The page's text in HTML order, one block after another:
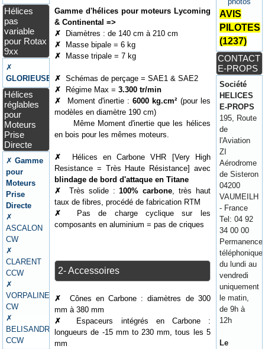
Hélices
pas
variable
pour Rotax
9xx
✗
GLORIEUSE
Hélices
réglables
pour
Moteurs
Prise
Directe
✗Gamme
pour
Moteurs
Prise
Directe
✗
ASCALON
CW
✗
CLARENT
CCW
✗
VORPALINE
CW
✗
BELISANDRE
CCW
Gamme d'hélices pour moteurs Lycoming
& Continental =>
✗
Diamètres : de 140 cm à 210 cm
✗
Masse bipale = 6 kg
✗
Masse tripale = 7 kg
✗Schémas de perçage = SAE1 & SAE2
✗
Régime Max =3.300 tr/min
✗
Moment d'inertie :6000 kg.cm² (pour les
modèles en diamètre 190 cm)
Même Moment d'inertie que les hélices
en bois pour les mêmes moteurs.
✗
Hélices en Carbone VHR [Very High
Resistance = Très Haute Résistance] avec
blindage de bord d'attaque en Titane
✗ Très solide :100% carbone , très haut
taux de fibres, procédé de fabrication RTM
✗
Pas de charge cyclique sur les
composants en aluminium = pas de criques
2- Accessoires
✗ Cônes en Carbone : diamètres de 300
mm à 380 mm
✗
Espaceurs intégrés en Carbone :
longueurs de -15 mm to 230 mm, tous les 5
mm
AVIS
PILOTES
(1237)
CONTACT
E-PROPS
Société
HELICES
E-PROPS
195, Route
de
l'Aviation
ZI
Aérodrome
de Sisteron
04200
VAUMEILH
- France
Tel: 04 92
34 00 00
Permanence
téléphonique
du lundi au
vendredi
uniquement
le matin,
de 9h à
12h
Le